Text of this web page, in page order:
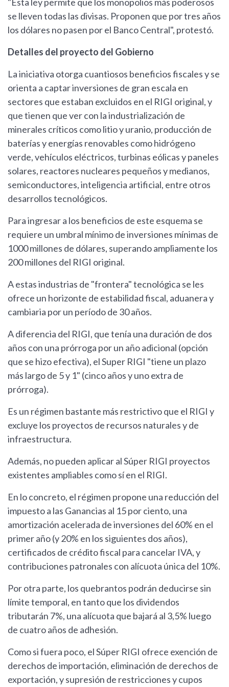
"Esta ley permite que los monopolios más poderosos
se lleven todas las divisas. Proponen que por tres años
los dólares no pasen por el Banco Central", protestó.
Detalles del proyecto del Gobierno
La iniciativa otorga cuantiosos beneficios fiscales y se
orienta a captar inversiones de gran escala en
sectores que estaban excluidos en el RIGI original, y
que tienen que ver con la industrialización de
minerales críticos como litio y uranio, producción de
baterías y energías renovables como hidrógeno
verde, vehículos eléctricos, turbinas eólicas y paneles
solares, reactores nucleares pequeños y medianos,
semiconductores, inteligencia artificial, entre otros
desarrollos tecnológicos.
Para ingresar a los beneficios de este esquema se
requiere un umbral mínimo de inversiones mínimas de
1000 millones de dólares, superando ampliamente los
200 millones del RIGI original.
A estas industrias de "frontera" tecnológica se les
ofrece un horizonte de estabilidad fiscal, aduanera y
cambiaria por un período de 30 años.
A diferencia del RIGI, que tenía una duración de dos
años con una prórroga por un año adicional (opción
que se hizo efectiva), el Super RIGI "tiene un plazo
más largo de 5 y 1" (cinco años y uno extra de
prórroga).
Es un régimen bastante más restrictivo que el RIGI y
excluye los proyectos de recursos naturales y de
infraestructura.
Además, no pueden aplicar al Súper RIGI proyectos
existentes ampliables como sí en el RIGI.
En lo concreto, el régimen propone una reducción del
impuesto a las Ganancias al 15 por ciento, una
amortización acelerada de inversiones del 60% en el
primer año (y 20% en los siguientes dos años),
certificados de crédito fiscal para cancelar IVA, y
contribuciones patronales con alícuota única del 10%.
Por otra parte, los quebrantos podrán deducirse sin
límite temporal, en tanto que los dividendos
tributarán 7%, una alícuota que bajará al 3,5% luego
de cuatro años de adhesión.
Como si fuera poco, el Súper RIGI ofrece exención de
derechos de importación, eliminación de derechos de
exportación, y supresión de restricciones y cupos